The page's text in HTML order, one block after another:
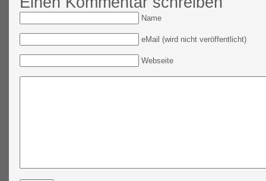
Name
eMail (wird nicht veröffentlicht)
Webseite